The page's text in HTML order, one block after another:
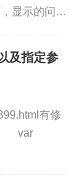
显示的问候
及指定参
有修
var